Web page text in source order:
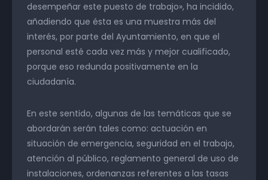
desempeñar este puesto de trabajo», ha incidido,
añadiendo que ésta es una muestra más del
interés, por parte del Ayuntamiento, en que el
personal esté cada vez más y mejor cualificado,
porque eso redunda positivamente en la
ciudadanía.
En este sentido, algunas de las temáticas que se
abordarán serán tales como: actuación en
situación de emergencia, seguridad en el trabajo,
atención al público, reglamento general de uso de
instalaciones, ordenanzas referentes a las tasas